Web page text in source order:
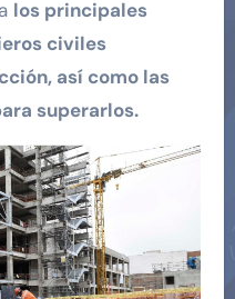
los principales
civiles
así como las
superarlos.